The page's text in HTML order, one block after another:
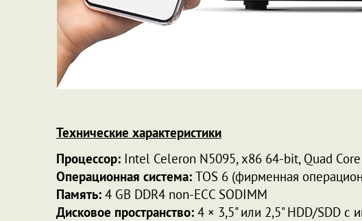
Технические характеристики
Процессор: Intel Celeron N5095, x86 64-bit, Quad
Операционная система: TOS 6 (фирменная
Память: 4 GB DDR4 non-ECC SODIMM
Дисковое пространство: 4 × 3,5" или 2,5" HDD/SDD с